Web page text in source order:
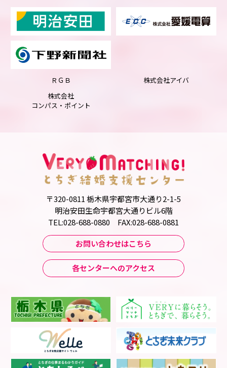
ＲＧＢ
株式会社アイバ
株式会社
コンパス・ポイント
〒320-0811 栃木県宇都宮市大通り2-1-5
明治安田生命宇都宮大通りビル6階
TEL:028-688-0880 FAX:028-688-0881
お問い合わせはこちら
各センターへのアクセス